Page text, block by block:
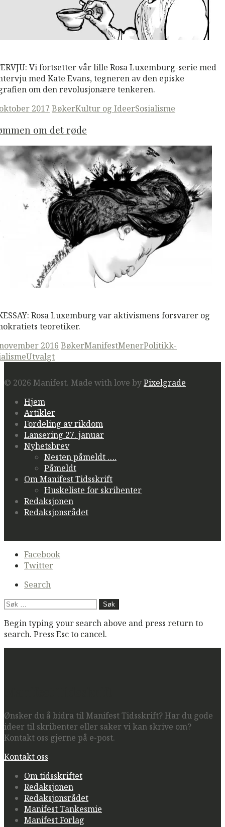
Vi fortsetter vår lille Rosa Luxemburg-serie med
med Kate Evans, tegneren av den episke
om den revolusjonære tenkeren.
2017 BøkerKultur og IdeerSosialisme
om det røde
Rosa Luxemburg var aktivismens forsvarer og
teoretiker.
2016 BøkerManifestMenerPolitikk-
Utvalgt
© 2026 Manifest. Made with love byPixelgrade
Hjem
Artikler
Fordeling av rikdom
Lansering 27. januar
Nyhetsbrev
Nesten påmeldt ….
Påmeldt
Om Manifest Tidsskrift
Huskeliste for skribenter
Redaksjonen
Redaksjonsrådet
Secondary
navigation
Facebook
Twitter
Search
Søk
Begin typing your search above and press return to
search. Press Esc to cancel.
Ønsker du å bidra til Manifest Tidsskrift? Har du gode
ideer til skribenter eller saker vi kan skrive om?
Kontakt oss gjerne på e-post.
Kontakt oss
Om tidsskriftet
Redaksjonen
Redaksjonsrådet
Manifest Tankesmie
Manifest Forlag